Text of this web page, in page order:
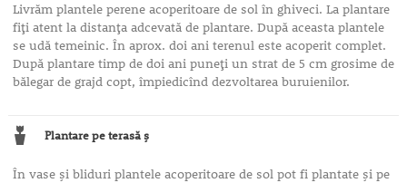
Livrăm plantele perene acoperitoare de sol în ghiveci. La plantare
fiţi atent la distanţa adcevată de plantare. După aceasta plantele
se udă temeinic. În aprox. doi ani terenul este acoperit complet.
După plantare timp de doi ani puneţi un strat de 5 cm grosime de
bălegar de grajd copt, împiedicînd dezvoltarea buruienilor.
Plantare pe terasă ş
În vase şi bliduri plantele acoperitoare de sol pot fi plantate şi pe